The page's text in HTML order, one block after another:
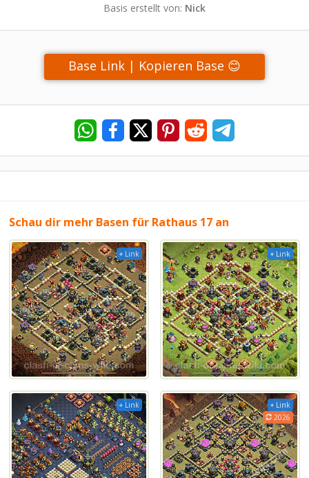
Basis erstellt von: Nick
Base Link | Kopieren Base 😊
Schau dir mehr Basen für Rathaus 17 an
+ Link + Link
+ Link
+ Link
2026